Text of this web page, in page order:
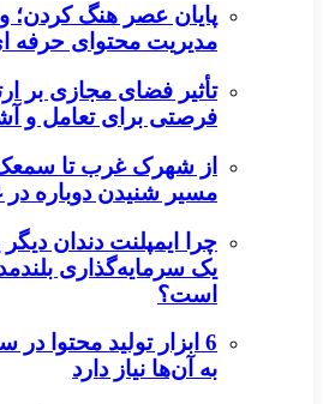
پایان عصر هنگ کردن؛
مدیریت محتوای حرفه
تأثیر فضای مجازی بر
فرصتی برای تعامل و
از شهرک غرب تا سمعک
مسیر شنیدن دوباره
چرا ایمپلنت دندان
یک سرمایه‌گذاری
است؟
6 ابزار تولید محتوا
به آن‌ها نیاز دارد